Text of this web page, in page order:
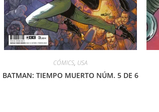
CÓMICS, USA
BATMAN: TIEMPO MUERTO NÚM. 5 DE 6